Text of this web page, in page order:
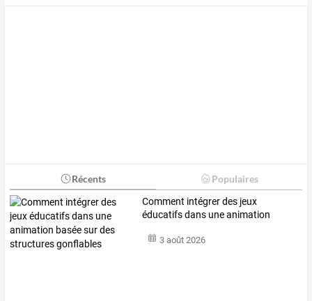
Récents Populaires
Comment intégrerdes jeux
éducatifsdans uneanimation
3 août 2026